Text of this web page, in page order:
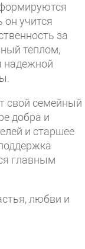
он учится
за
теплом,
надежной
свой семейный
добра и
и старшее
главным
любви и